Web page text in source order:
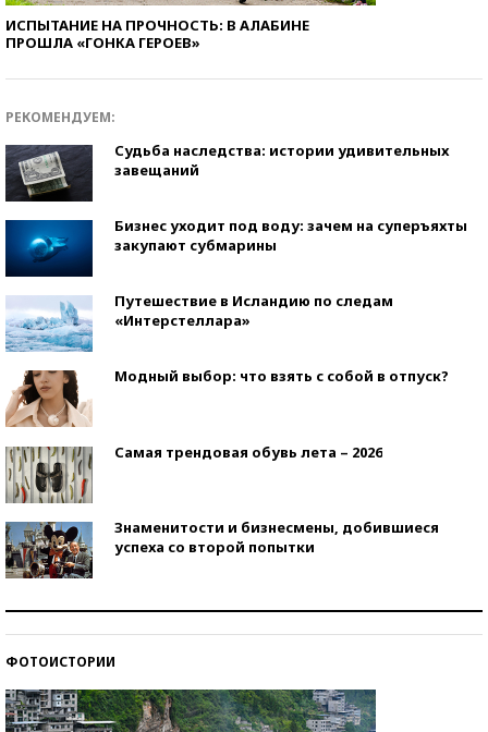
ИСПЫТАНИЕ НА ПРОЧНОСТЬ: В АЛАБИНЕ
ПРОШЛА «ГОНКА ГЕРОЕВ»
РЕКОМЕНДУЕМ:
Судьба наследства: истории удивительных
завещаний
Бизнес уходит под воду: зачем на суперъяхты
закупают субмарины
Путешествие в Исландию по следам
«Интерстеллара»
Модный выбор: что взять с собой в отпуск?
Самая трендовая обувь лета – 2026
Знаменитости и бизнесмены, добившиеся
успеха со второй попытки
ФОТОИСТОРИИ